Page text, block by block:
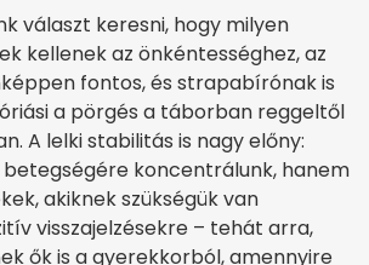
választ keresni, hogy milyen
kellenek az önkéntességhez, az
fontos, és strapabírónak is
a pörgés a táborban reggeltől
A lelki stabilitás is nagy előny:
koncentrálunk, hanem
akiknek szükségük van
visszajelzésekre – tehát arra,
ők is a gyerekkorból, amennyire